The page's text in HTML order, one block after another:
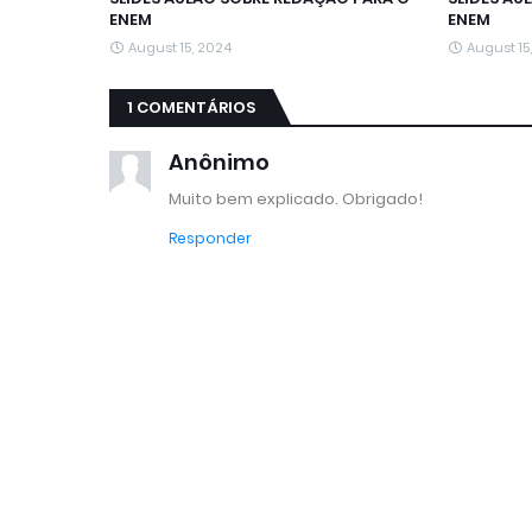
ENEM
August 15, 2024
ENEM
August
1 COMENTÁRIOS
Anônimo
Muito bem explicado. Obrigado!
Responder